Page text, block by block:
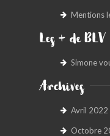
Mentions
Les + de BLV
Simone
Archives
Avril 2022
Octobre